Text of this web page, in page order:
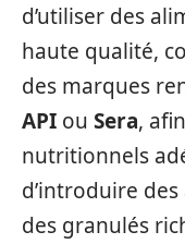
d’utiliser des
haute qualité,
des marques
API ou Sera,
nutritionnels
d’introduire
des granulés